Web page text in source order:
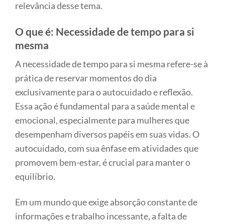
relevância desse tema.
O que é: Necessidade de tempo para si
mesma
A necessidade de tempo para si mesma refere-se à
prática de reservar momentos do dia
exclusivamente para o autocuidado e reflexão.
Essa ação é fundamental para a saúde mental e
emocional, especialmente para mulheres que
desempenham diversos papéis em suas vidas. O
autocuidado, com sua ênfase em atividades que
promovem bem-estar, é crucial para manter o
equilíbrio.
Em um mundo que exige absorção constante de
informações e trabalho incessante, a falta de